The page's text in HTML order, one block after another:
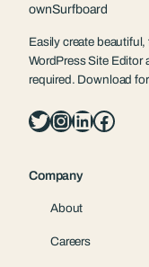
ownSurfboard
Easily create
WordPress Site Editor
required. Download
Twitter InstagramLinkedIn Facebook
Company
About
Careers